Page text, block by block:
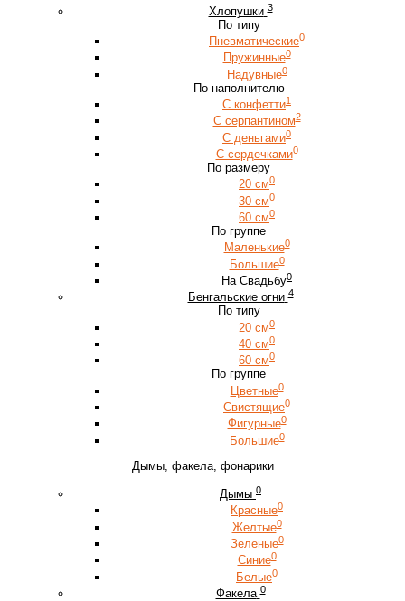
Хлопушки 3
По типу
Пневматические0
Пружинные0
Надувные0
По наполнителю
С конфетти1
С серпантином2
С деньгами0
С сердечками0
По размеру
20 см0
30 см0
60 см0
По группе
Маленькие0
Большие0
На Свадьбу0
Бенгальские огни 4
По типу
20 см0
40 см0
60 см0
По группе
Цветные0
Свистящие0
Фигурные0
Большие0
Дымы, факела, фонарики
Дымы 0
Красные0
Желтые0
Зеленые0
Синие0
Белые0
Факела 0